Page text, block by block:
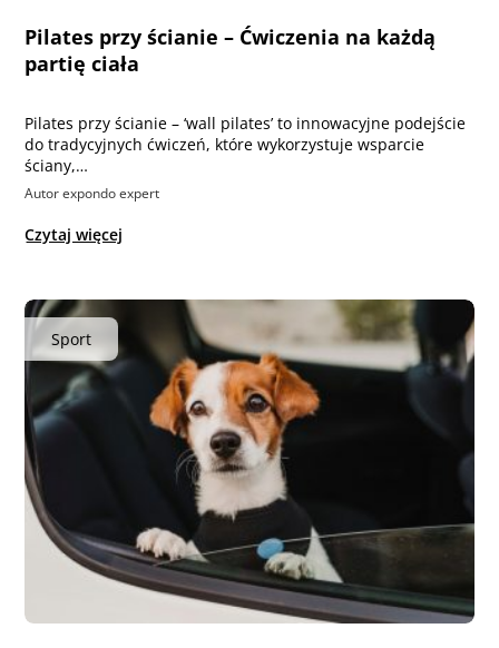
Pilates przy ścianie – Ćwiczenia na każdą
partię ciała
Pilates przy ścianie – ‘wall pilates’ to innowacyjne podejście
do tradycyjnych ćwiczeń, które wykorzystuje wsparcie
ściany,…
Autor expondo expert
Czytaj więcej
Sport